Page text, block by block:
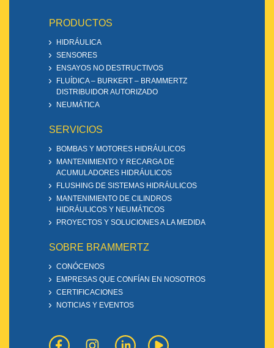
PRODUCTOS
HIDRÁULICA
SENSORES
ENSAYOS NO DESTRUCTIVOS
FLUÍDICA – BURKERT – BRAMMERTZ
DISTRIBUIDOR AUTORIZADO
NEUMÁTICA
SERVICIOS
BOMBAS Y MOTORES HIDRÁULICOS
MANTENIMIENTO Y RECARGA DE
ACUMULADORES HIDRÁULICOS
FLUSHING DE SISTEMAS HIDRÁULICOS
MANTENIMIENTO DE CILINDROS
HIDRÁULICOS Y NEUMÁTICOS
PROYECTOS Y SOLUCIONES A LA MEDIDA
SOBRE BRAMMERTZ
CONÓCENOS
EMPRESAS QUE CONFÍAN EN NOSOTROS
CERTIFICACIONES
NOTICIAS Y EVENTOS